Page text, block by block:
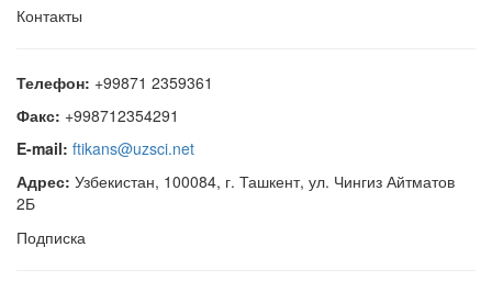
Контакты
Телефон: +99871 2359361
Факс: +998712354291
E-mail: ftikans@uzsci.net
Адрес: Узбекистан, 100084, г. Ташкент, ул. Чингиз Айтматов
2Б
Подписка